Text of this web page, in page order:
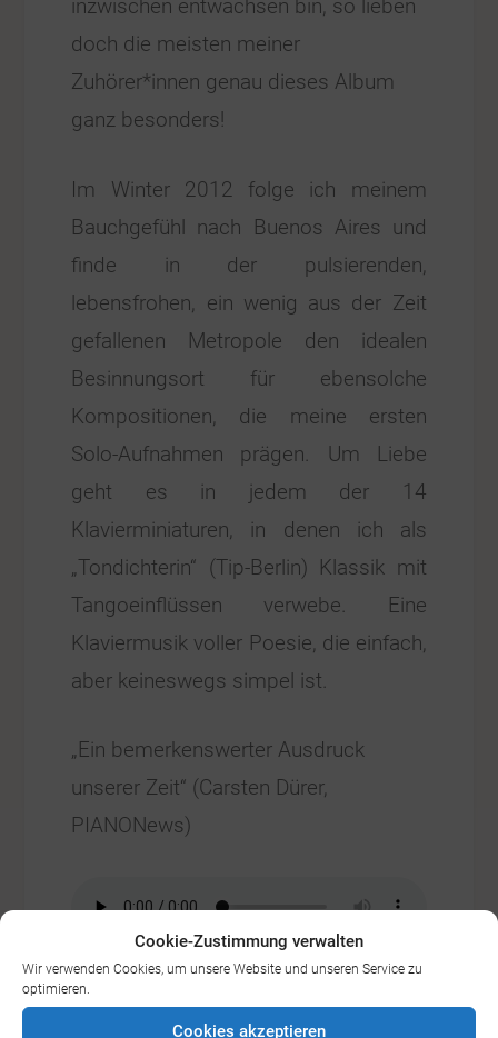
Cookie-Zustimmung verwalten
Wir verwenden Cookies, um unsere Website und unseren Service zu
optimieren.
Cookies akzeptieren
inzwischen entwachsen bin, so lieben
doch die meisten meiner
Zuhörer*innen genau dieses Album
ganz besonders!
Im Winter 2012 folge ich meinem
Bauchgefühl nach Buenos Aires und
finde in der pulsierenden,
lebensfrohen, ein wenig aus der Zeit
gefallenen Metropole den idealen
Besinnungsort für ebensolche
Kompositionen, die meine ersten
Solo-Aufnahmen prägen. Um Liebe
geht es in jedem der 14
Klavierminiaturen, in denen ich als
„Tondichterin“ (Tip-Berlin) Klassik mit
Tangoeinflüssen verwebe. Eine
Klaviermusik voller Poesie, die einfach,
aber keineswegs simpel ist.
„Ein bemerkenswerter Ausdruck
unserer Zeit“ (Carsten Dürer,
PIANONews)